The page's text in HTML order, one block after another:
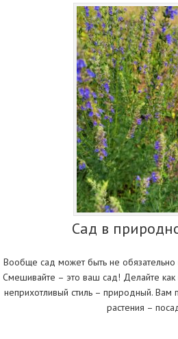
Сад в
Вообще сад может быть не
Смешивайте – это ваш сад! Делайте
неприхотливый стиль – природный. Вам
растения –